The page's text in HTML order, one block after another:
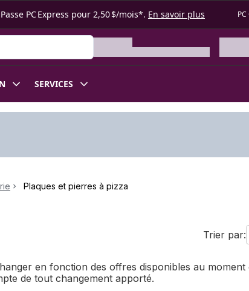
PC Express pour 2,50 $/mois*. En savoir plus
SERVICES
Plaques et pierres à pizza
Trier par:
en fonction des offres disponibles au moment
de tout changement apporté.